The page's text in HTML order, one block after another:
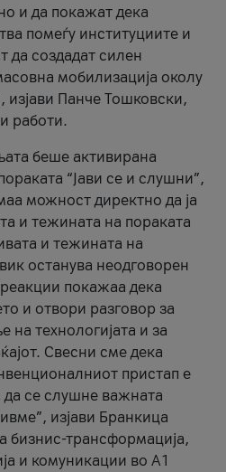
и да покажат дека
помеѓу институциите и
да создадат силен
мобилизација околу
изјави Панче Тошковски,
работи.
беше активирана
“Јави се и слушни”,
можност директно да ја
и тежината на пораката
и тежината на
останува неодговорен
покажаа дека
и отвори разговор за
на технологијата и за
Свесни сме дека
пристап е
да се слушне важната
изјави Бранкица
бизнис-трансформација,
и комуникации во А1